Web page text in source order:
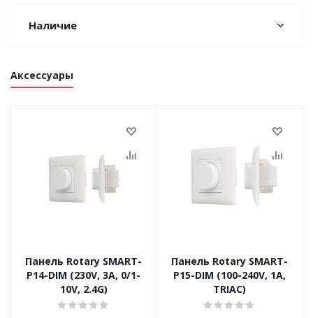
Наличие
Аксессуары
Панель Rotary SMART-
P14-DIM (230V, 3A, 0/1-
10V, 2.4G)
Панель Rotary SMART-
P15-DIM (100-240V, 1A,
TRIAC)